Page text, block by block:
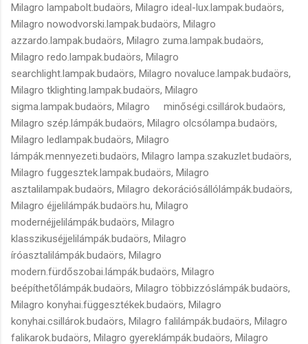
Milagro lampabolt.budaörs, Milagro ideal-lux.lampak.budaörs,
Milagro nowodvorski.lampak.budaörs, Milagro
azzardo.lampak.budaörs, Milagro zuma.lampak.budaörs,
Milagro redo.lampak.budaörs, Milagro
searchlight.lampak.budaörs, Milagro novaluce.lampak.budaörs,
Milagro tklighting.lampak.budaörs, Milagro
sigma.lampak.budaörs, Milagro minőségi.csillárok.budaörs,
Milagro szép.lámpák.budaörs, Milagro olcsólampa.budaörs,
Milagro ledlampak.budaörs, Milagro
lámpák.mennyezeti.budaörs, Milagro lampa.szakuzlet.budaörs,
Milagro fuggesztek.lampak.budaörs, Milagro
asztalilampak.budaörs, Milagro dekorációsállólámpák.budaörs,
Milagro éjjelilámpák.budaörs.hu, Milagro
modernéjjelilámpák.budaörs, Milagro
klasszikuséjjelilámpák.budaörs, Milagro
íróasztalilámpák.budaörs, Milagro
modern.fürdőszobai.lámpák.budaörs, Milagro
beépíthetőlámpák.budaörs, Milagro többizzóslámpák.budaörs,
Milagro konyhai.függesztékek.budaörs, Milagro
konyhai.csillárok.budaörs, Milagro falilámpák.budaörs, Milagro
falikarok.budaörs, Milagro gyereklámpák.budaörs, Milagro